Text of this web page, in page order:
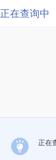
正在查询中
正在